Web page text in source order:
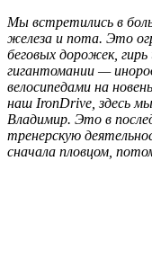
Мы встретились в
железа и пота. Это
беговых дорожек,
гигантомании —
велосипедами на
наш IronDrive, здесь
Владимир. Это в
тренерскую
сначала пловцом,